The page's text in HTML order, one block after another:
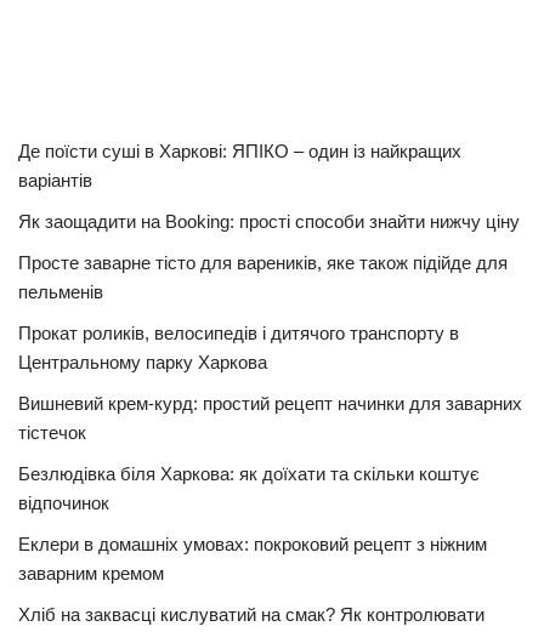
Де поїсти суші в Харкові: ЯПІКО – один із найкращих
варіантів
Як заощадити на Booking: прості способи знайти нижчу ціну
Просте заварне тісто для вареників, яке також підійде для
пельменів
Прокат роликів, велосипедів і дитячого транспорту в
Центральному парку Харкова
Вишневий крем-курд: простий рецепт начинки для заварних
тістечок
Безлюдівка біля Харкова: як доїхати та скільки коштує
відпочинок
Еклери в домашніх умовах: покроковий рецепт з ніжним
заварним кремом
Хліб на заквасці кислуватий на смак? Як контролювати